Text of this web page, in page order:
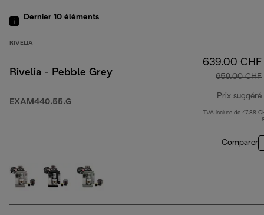
Dernier 10 éléments
RIVELIA
Rivelia - Pebble Grey
EXAM440.55.G
639.00 CHF
659.00 CHF
Prix suggéré
TVA incluse de 47.88
Comparer